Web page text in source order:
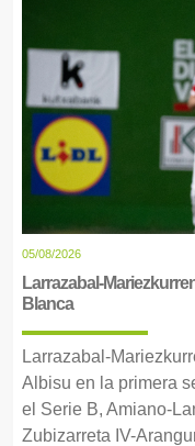
05/08/2026
Larrazabal-
Blanca
Larrazabal-
Albisu en la primera
el Serie B, Amiano-
Zubizarreta IV-